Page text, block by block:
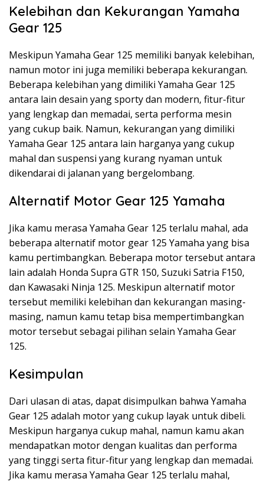
Kelebihan dan Kekurangan Yamaha
Gear 125
Meskipun Yamaha Gear 125 memiliki banyak kelebihan,
namun motor ini juga memiliki beberapa kekurangan.
Beberapa kelebihan yang dimiliki Yamaha Gear 125
antara lain desain yang sporty dan modern, fitur-fitur
yang lengkap dan memadai, serta performa mesin
yang cukup baik. Namun, kekurangan yang dimiliki
Yamaha Gear 125 antara lain harganya yang cukup
mahal dan suspensi yang kurang nyaman untuk
dikendarai di jalanan yang bergelombang.
Alternatif Motor Gear 125 Yamaha
Jika kamu merasa Yamaha Gear 125 terlalu mahal, ada
beberapa alternatif motor gear 125 Yamaha yang bisa
kamu pertimbangkan. Beberapa motor tersebut antara
lain adalah Honda Supra GTR 150, Suzuki Satria F150,
dan Kawasaki Ninja 125. Meskipun alternatif motor
tersebut memiliki kelebihan dan kekurangan masing-
masing, namun kamu tetap bisa mempertimbangkan
motor tersebut sebagai pilihan selain Yamaha Gear
125.
Kesimpulan
Dari ulasan di atas, dapat disimpulkan bahwa Yamaha
Gear 125 adalah motor yang cukup layak untuk dibeli.
Meskipun harganya cukup mahal, namun kamu akan
mendapatkan motor dengan kualitas dan performa
yang tinggi serta fitur-fitur yang lengkap dan memadai.
Jika kamu merasa Yamaha Gear 125 terlalu mahal,